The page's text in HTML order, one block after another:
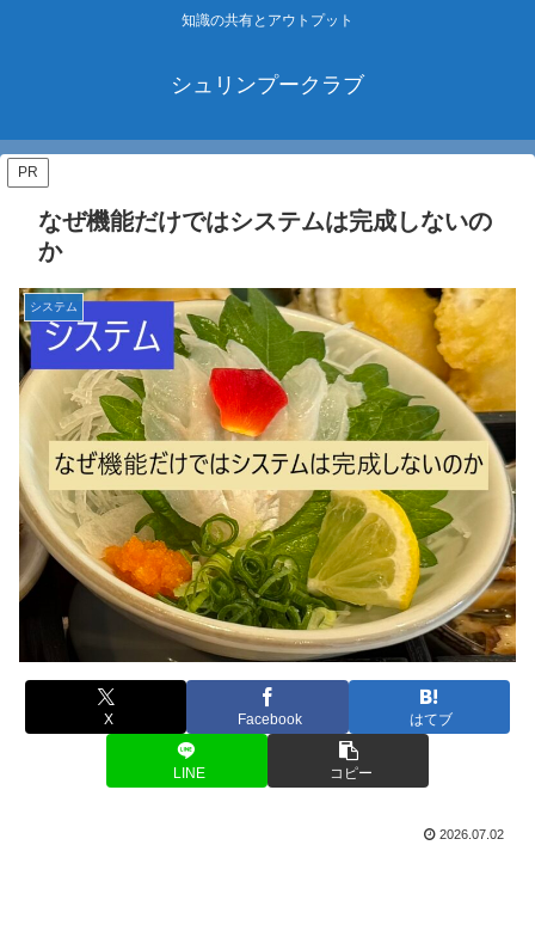
知識の共有とアウトプット
シュリンプークラブ
PR
なぜ機能だけではシステムは完成しないの
か
システム
X Facebook はてブ
LINE コピー
2026.07.02